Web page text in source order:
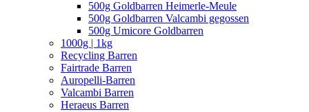
500g Goldbarren Heimerle-Meule
500g Goldbarren Valcambi gegossen
500g Umicore Goldbarren
1000g | 1kg
Recycling Barren
Fairtrade Barren
Auropelli-Barren
Valcambi Barren
Heraeus Barren